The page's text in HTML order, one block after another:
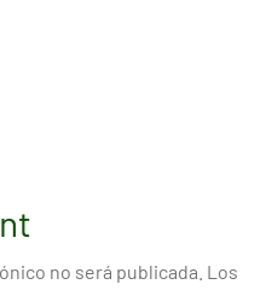
no será publicada. Los